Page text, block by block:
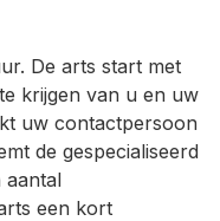
De arts start met
krijgen van u en uw
uw contactpersoon
de gespecialiseerd
aantal
een kort